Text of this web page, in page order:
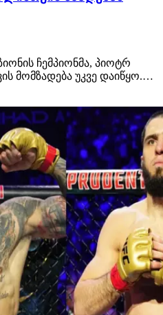
ჩემპიონმა, პიოტრ
მომზადება უკვე დაიწყო.
სტრაიკინგში
რომ მისი მოწინააღმდეგე
ბრძოლა შედგება 24 ო…